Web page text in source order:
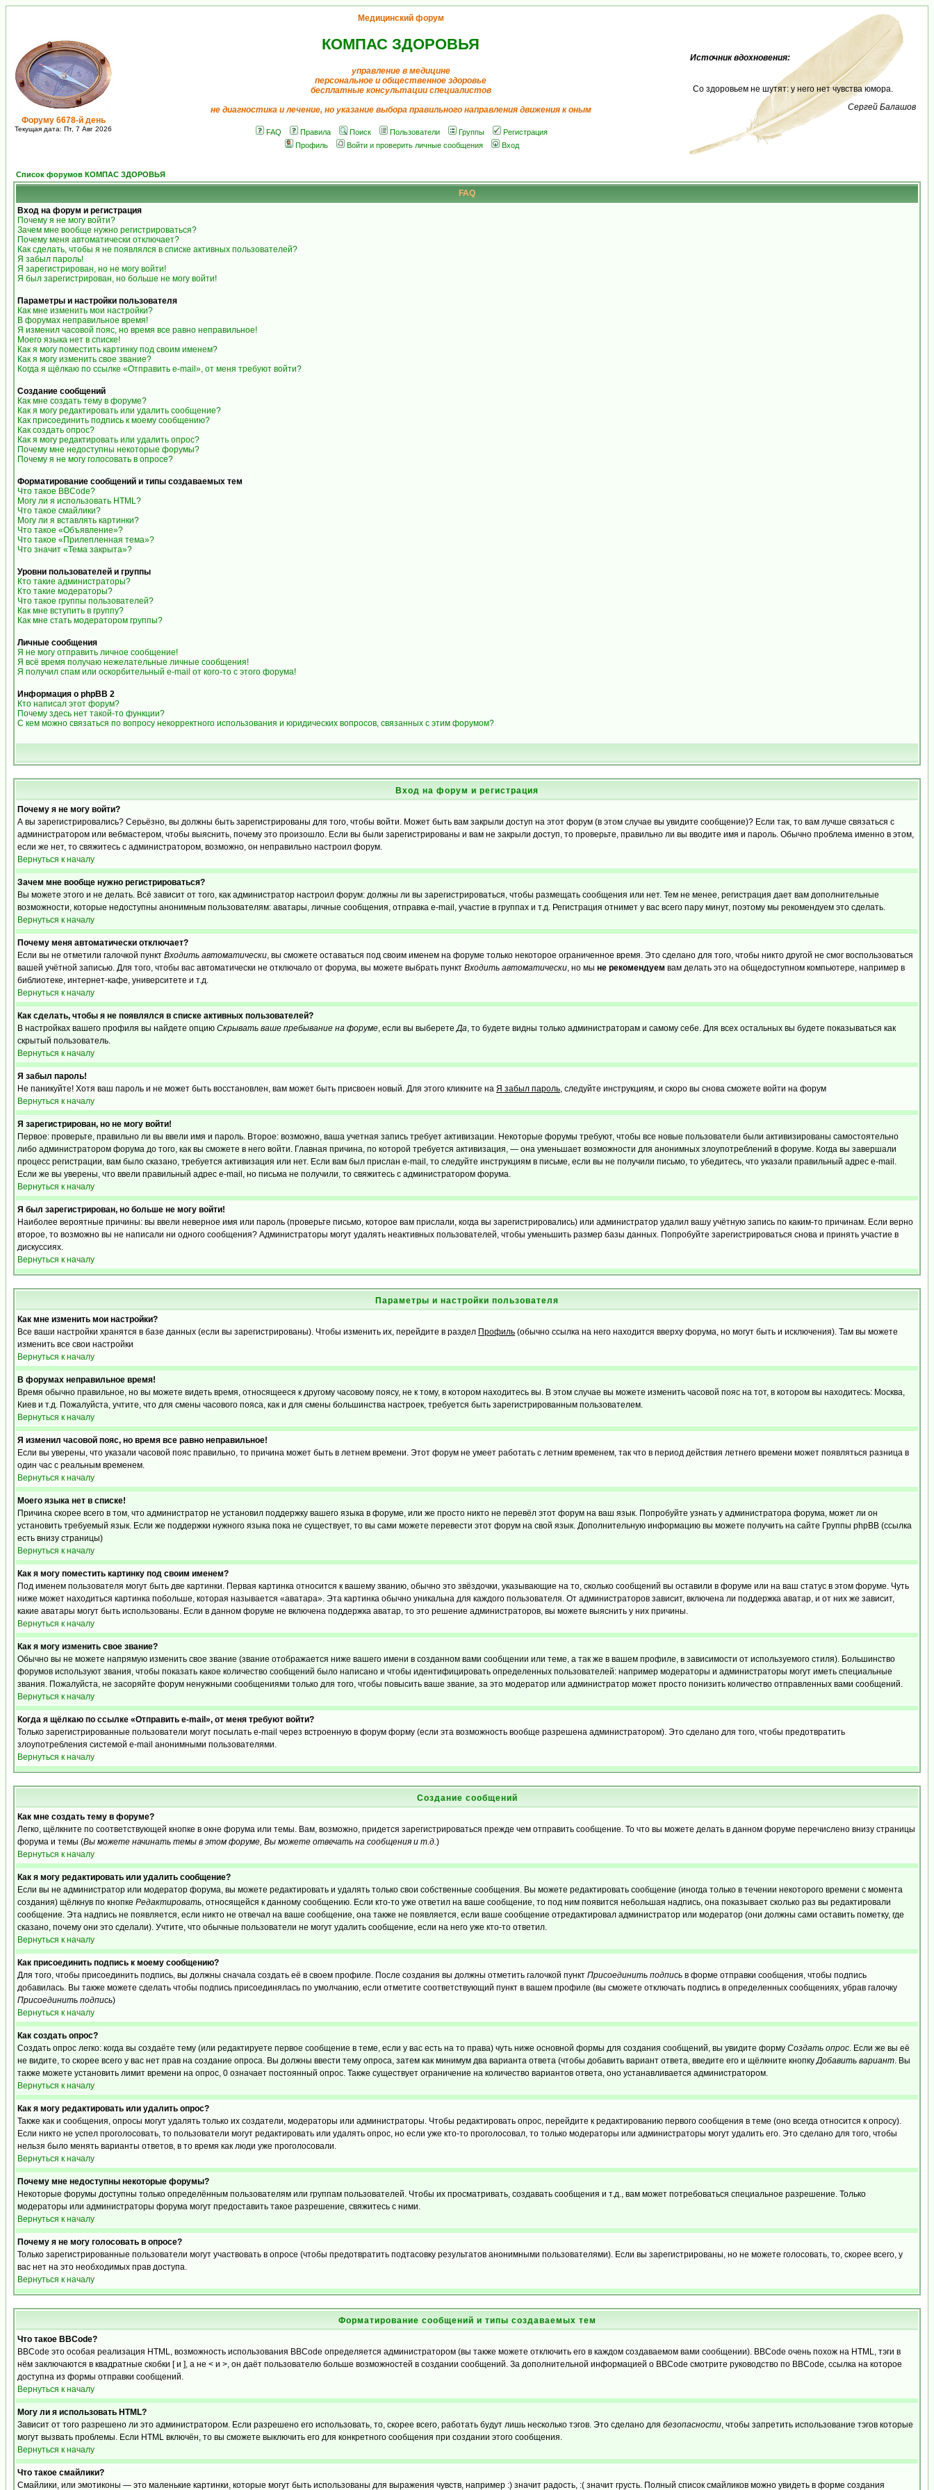
Форуму 6678-й день
Текущая дата: Пт, 7 Авг 2026
Медицинский форум
КОМПАС ЗДОРОВЬЯ
управление в медицине
персональное и общественное здоровье
бесплатные консультации специалистов
не диагностика и лечение, но указание выбора правильного направления движения к оным
FAQ Правила Поиск Пользователи Группы
Регистрация
Профиль
Войти и проверить личные сообщения Вход
Источник вдохновения:
Со здоровьем не шутят: у него нет чувства юмора.
Сергей Балашов
Список форумов КОМПАС ЗДОРОВЬЯ
FAQ
Вход на форум и регистрация
Почему я не могу войти?
Зачем мне вообще нужно регистрироваться?
Почему меня автоматически отключает?
Как сделать, чтобы я не появлялся в списке активных пользователей?
Я забыл пароль!
Я зарегистрирован, но не могу войти!
Я был зарегистрирован, но больше не могу войти!
Параметры и настройки пользователя
Как мне изменить мои настройки?
В форумах неправильное время!
Я изменил часовой пояс, но время все равно неправильное!
Моего языка нет в списке!
Как я могу поместить картинку под своим именем?
Как я могу изменить свое звание?
Когда я щёлкаю по ссылке «Отправить e-mail», от меня требуют войти?
Создание сообщений
Как мне создать тему в форуме?
Как я могу редактировать или удалить сообщение?
Как присоединить подпись к моему сообщению?
Как создать опрос?
Как я могу редактировать или удалить опрос?
Почему мне недоступны некоторые форумы?
Почему я не могу голосовать в опросе?
Форматирование сообщений и типы создаваемых тем
Что такое BBCode?
Могу ли я использовать HTML?
Что такое смайлики?
Могу ли я вставлять картинки?
Что такое «Объявление»?
Что такое «Прилепленная тема»?
Что значит «Тема закрыта»?
Уровни пользователей и группы
Кто такие администраторы?
Кто такие модераторы?
Что такое группы пользователей?
Как мне вступить в группу?
Как мне стать модератором группы?
Личные сообщения
Я не могу отправить личное сообщение!
Я всё время получаю нежелательные личные сообщения!
Я получил спам или оскорбительный e-mail от кого-то с этого форума!
Информация о phpBB 2
Кто написал этот форум?
Почему здесь нет такой-то функции?
С кем можно связаться по вопросу некорректного использования и юридических вопросов, связанных с этим форумом?
Вход на форум и регистрация
Почему я не могу войти?
А вы зарегистрировались? Серьёзно, вы должны быть зарегистрированы для того, чтобы войти. Может быть вам закрыли доступ на этот форум (в этом случае вы увидите сообщение)? Если так, то вам лучше связаться с
администратором или вебмастером, чтобы выяснить, почему это произошло. Если вы были зарегистрированы и вам не закрыли доступ, то проверьте, правильно ли вы вводите имя и пароль. Обычно проблема именно в этом,
если же нет, то свяжитесь с администратором, возможно, он неправильно настроил форум.
Вернуться к началу
Зачем мне вообще нужно регистрироваться?
Вы можете этого и не делать. Всё зависит от того, как администратор настроил форум: должны ли вы зарегистрироваться, чтобы размещать сообщения или нет. Тем не менее, регистрация дает вам дополнительные
возможности, которые недоступны анонимным пользователям: аватары, личные сообщения, отправка e-mail, участие в группах и т.д. Регистрация отнимет у вас всего пару минут, поэтому мы рекомендуем это сделать.
Вернуться к началу
Почему меня автоматически отключает?
Если вы не отметили галочкой пункт Входить автоматически, вы сможете оставаться под своим именем на форуме только некоторое ограниченное время. Это сделано для того, чтобы никто другой не смог воспользоваться
вашей учётной записью. Для того, чтобы вас автоматически не отключало от форума, вы можете выбрать пункт Входить автоматически, но мы не рекомендуем вам делать это на общедоступном компьютере, например в
библиотеке, интернет-кафе, университете и т.д.
Вернуться к началу
Как сделать, чтобы я не появлялся в списке активных пользователей?
В настройках вашего профиля вы найдете опцию Скрывать ваше пребывание на форуме, если вы выберетеДа, то будете видны только администраторам и самому себе. Для всех остальных вы будете показываться как
скрытый пользователь.
Вернуться к началу
Я забыл пароль!
Не паникуйте! Хотя ваш пароль и не может быть восстановлен, вам может быть присвоен новый. Для этого кликните на Я забыл пароль, следуйте инструкциям, и скоро вы снова сможете войти на форум
Вернуться к началу
Я зарегистрирован, но не могу войти!
Первое: проверьте, правильно ли вы ввели имя и пароль. Второе: возможно, ваша учетная запись требует активизации. Некоторые форумы требуют, чтобы все новые пользователи были активизированы самостоятельно
либо администратором форума до того, как вы сможете в него войти. Главная причина, по которой требуется активизация, — она уменьшает возможности для анонимных злоупотреблений в форуме. Когда вы завершали
процесс регистрации, вам было сказано, требуется активизация или нет. Если вам был прислан e-mail, то следуйте инструкциям в письме, если вы не получили письмо, то убедитесь, что указали правильный адрес e-mail.
Если же вы уверены, что ввели правильный адрес e-mail, но письма не получили, то свяжитесь с администратором форума.
Вернуться к началу
Я был зарегистрирован, но больше не могу войти!
Наиболее вероятные причины: вы ввели неверное имя или пароль (проверьте письмо, которое вам прислали, когда вы зарегистрировались) или администратор удалил вашу учётную запись по каким-то причинам. Если верно
второе, то возможно вы не написали ни одного сообщения? Администраторы могут удалять неактивных пользователей, чтобы уменьшить размер базы данных. Попробуйте зарегистрироваться снова и принять участие в
дискуссиях.
Вернуться к началу
Параметры и настройки пользователя
Как мне изменить мои настройки?
Все ваши настройки хранятся в базе данных (если вы зарегистрированы). Чтобы изменить их, перейдите в раздел Профиль (обычно ссылка на него находится вверху форума, но могут быть и исключения). Там вы можете
изменить все свои настройки
Вернуться к началу
В форумах неправильное время!
Время обычно правильное, но вы можете видеть время, относящееся к другому часовому поясу, не к тому, в котором находитесь вы. В этом случае вы можете изменить часовой пояс на тот, в котором вы находитесь: Москва,
Киев и т.д. Пожалуйста, учтите, что для смены часового пояса, как и для смены большинства настроек, требуется быть зарегистрированным пользователем.
Вернуться к началу
Я изменил часовой пояс, но время все равно неправильное!
Если вы уверены, что указали часовой пояс правильно, то причина может быть в летнем времени. Этот форум не умеет работать с летним временем, так что в период действия летнего времени может появляться разница в
один час с реальным временем.
Вернуться к началу
Моего языка нет в списке!
Причина скорее всего в том, что администратор не установил поддержку вашего языка в форуме, или же просто никто не перевёл этот форум на ваш язык. Попробуйте узнать у администратора форума, может ли он
установить требуемый язык. Если же поддержки нужного языка пока не существует, то вы сами можете перевести этот форум на свой язык. Дополнительную информацию вы можете получить на сайте Группы phpBB (ссылка
есть внизу страницы)
Вернуться к началу
Как я могу поместить картинку под своим именем?
Под именем пользователя могут быть две картинки. Первая картинка относится к вашему званию, обычно это звёздочки, указывающие на то, сколько сообщений вы оставили в форуме или на ваш статус в этом форуме. Чуть
ниже может находиться картинка побольше, которая называется «аватара». Эта картинка обычно уникальна для каждого пользователя. От администраторов зависит, включена ли поддержка аватар, и от них же зависит,
какие аватары могут быть использованы. Если в данном форуме не включена поддержка аватар, то это решение администраторов, вы можете выяснить у них причины.
Вернуться к началу
Как я могу изменить свое звание?
Обычно вы не можете напрямую изменить свое звание (звание отображается ниже вашего имени в созданном вами сообщении или теме, а так же в вашем профиле, в зависимости от используемого стиля). Большинство
форумов используют звания, чтобы показать какое количество сообщений было написано и чтобы идентифицировать определенных пользователей: например модераторы и администраторы могут иметь специальные
звания. Пожалуйста, не засоряйте форум ненужными сообщениями только для того, чтобы повысить ваше звание, за это модератор или администратор может просто понизить количество отправленных вами сообщений.
Вернуться к началу
Когда я щёлкаю по ссылке «Отправить e-mail», от меня требуют войти?
Только зарегистрированные пользователи могут посылать e-mail через встроенную в форум форму (если эта возможность вообще разрешена администратором). Это сделано для того, чтобы предотвратить
злоупотребления системой e-mail анонимными пользователями.
Вернуться к началу
Создание сообщений
Как мне создать тему в форуме?
Легко, щёлкните по соответствующей кнопке в окне форума или темы. Вам, возможно, придется зарегистрироваться прежде чем отправить сообщение. То что вы можете делать в данном форуме перечислено внизу страницы
форума и темы (Вы можете начинать темы в этом форуме, Вы можете отвечать на сообщения и т.д.)
Вернуться к началу
Как я могу редактировать или удалить сообщение?
Если вы не администратор или модератор форума, вы можете редактировать и удалять только свои собственные сообщения. Вы можете редактировать сообщение (иногда только в течении некоторого времени с момента
создания) щёлкнув по кнопке Редактировать, относящейся к данному сообщению. Если кто-то уже ответил на ваше сообщение, то под ним появится небольшая надпись, она показывает сколько раз вы редактировали
сообщение. Эта надпись не появляется, если никто не отвечал на ваше сообщение, она также не появляется, если ваше сообщение отредактировал администратор или модератор (они должны сами оставить пометку, где
сказано, почему они это сделали). Учтите, что обычные пользователи не могут удалить сообщение, если на него уже кто-то ответил.
Вернуться к началу
Как присоединить подпись к моему сообщению?
Для того, чтобы присоединить подпись, вы должны сначала создать её в своем профиле. После создания вы должны отметить галочкой пункт Присоединить подпись в форме отправки сообщения, чтобы подпись
добавилась. Вы также можете сделать чтобы подпись присоединялась по умолчанию, если отметите соответствующий пункт в вашем профиле (вы сможете отключать подпись в определенных сообщениях, убрав галочку
Присоединить подпись)
Вернуться к началу
Как создать опрос?
Создать опрос легко: когда вы создаёте тему (или редактируете первое сообщение в теме, если у вас есть на то права) чуть ниже основной формы для создания сообщений, вы увидите форму Создать опрос. Если же вы её
не видите, то скорее всего у вас нет прав на создание опроса. Вы должны ввести тему опроса, затем как минимум два варианта ответа (чтобы добавить вариант ответа, введите его и щёлкните кнопкуДобавить вариант. Вы
также можете установить лимит времени на опрос, 0 означает постоянный опрос. Также существует ограничение на количество вариантов ответа, оно устанавливается администратором.
Вернуться к началу
Как я могу редактировать или удалить опрос?
Также как и сообщения, опросы могут удалять только их создатели, модераторы или администраторы. Чтобы редактировать опрос, перейдите к редактированию первого сообщения в теме (оно всегда относится к опросу).
Если никто не успел проголосовать, то пользователи могут редактировать или удалять опрос, но если уже кто-то проголосовал, то только модераторы или администраторы могут удалить его. Это сделано для того, чтобы
нельзя было менять варианты ответов, в то время как люди уже проголосовали.
Вернуться к началу
Почему мне недоступны некоторые форумы?
Некоторые форумы доступны только определённым пользователям или группам пользователей. Чтобы их просматривать, создавать сообщения и т.д., вам может потребоваться специальное разрешение. Только
модераторы или администраторы форума могут предоставить такое разрешение, свяжитесь с ними.
Вернуться к началу
Почему я не могу голосовать в опросе?
Только зарегистрированные пользователи могут участвовать в опросе (чтобы предотвратить подтасовку результатов анонимными пользователями). Если вы зарегистрированы, но не можете голосовать, то, скорее всего, у
вас нет на это необходимых прав доступа.
Вернуться к началу
Форматирование сообщений и типы создаваемых тем
Что такое BBCode?
BBCode это особая реализация HTML, возможность использования BBCode определяется администратором (вы также можете отключить его в каждом создаваемом вами сообщении). BBCode очень похож на HTML, тэги в
нём заключаются в квадратные скобки [ и ], а не < и >, он даёт пользователю больше возможностей в создании сообщений. За дополнительной информацией о BBCode смотрите руководство по BBCode, ссылка на которое
доступна из формы отправки сообщений.
Вернуться к началу
Могу ли я использовать HTML?
Зависит от того разрешено ли это администратором. Если разрешено его использовать, то, скорее всего, работать будут лишь несколько тэгов. Это сделано для безопасности, чтобы запретить использование тэгов которые
могут вызвать проблемы. Если HTML включён, то вы сможете выключить его для конкретного сообщения при создании этого сообщения.
Вернуться к началу
Что такое смайлики?
Смайлики, или эмотиконы — это маленькие картинки, которые могут быть использованы для выражения чувств, например :) значит радость, :( значит грусть. Полный список смайликов можно увидеть в форме создания